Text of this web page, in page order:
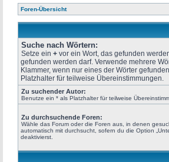
Foren-Übersicht
Suche nach Wörtern:
Setze ein + vor ein Wort, das gefunden
gefunden werden darf. Verwende mehrere
Klammer, wenn nur eines der Wörter
Platzhalter für teilweise Übereinstimmungen.
Zu suchender Autor:
Benutze ein * als Platzhalter für teilweise
Zu durchsuchende Foren:
Wähle das Forum oder die Foren aus, in denen
automatisch mit durchsucht, sofern du die Option
deaktivierst.